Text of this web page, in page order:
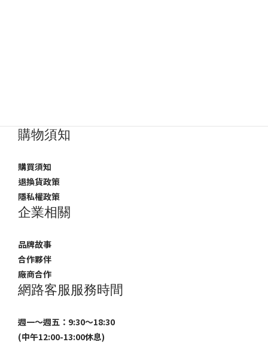
購物須知
購買須知
退換貨政策
隱私權政策
企業相關
品牌故事
合作夥伴
廠商合作
網路客服服務時間
週一～週五：9:30～18:30
(中午12:00-13:00休息)